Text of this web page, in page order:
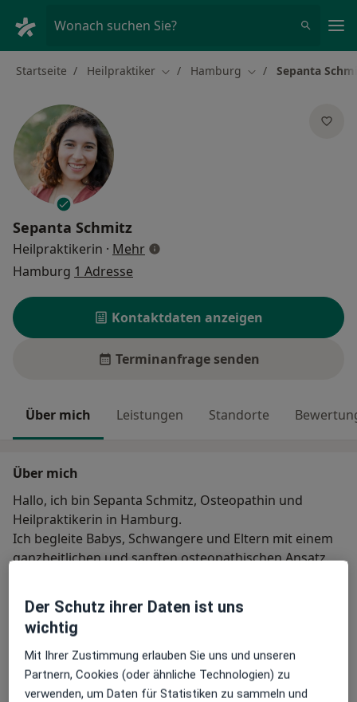
Wonach suchen Sie?
Startseite Heilpraktiker Stadt ändern
Hamburg Stadt ändern
Sepanta
Sepanta Schmitz
Heilpraktikerin · Mehrüber Spezialisierungen
Hamburg 1 Adresse
Kontaktdaten anzeigen
Terminanfrage senden
Über mich Leistungen Standorte
Über mich
Hallo, ich bin Sepanta Schmitz, Osteopathin und
Heilpraktikerin in Hamburg.
Ich begleite Babys, Schwangere und Eltern mit einem
ganzheitlichen und sanften osteopathischen Ansatz.
einfühlsam zu unterstützen – mit klar strukturierten
Behandlungen und individueller Begleitung.
mehrÜber mich
Weiterbildungen und Tätigkeitsschwerpunkte
Osteopathie
Der Schutz ihrer Daten ist uns
wichtig
Mit Ihrer Zustimmung erlauben Sie uns und unseren
Partnern, Cookies (oder ähnliche Technologien) zu
verwenden, um Daten für Statistiken zu sammeln und